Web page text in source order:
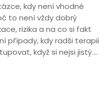
kdy není vhodné
to není vždy dobrý
rizika a na co si fakt
případy, kdy radši terapii
když si nejsi jistý.
na co se zeptat